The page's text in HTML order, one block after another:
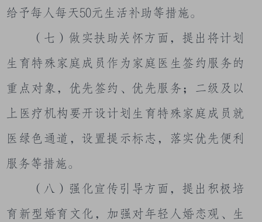
给予每人每天50元生活补助等措施。
（七）做实扶助关怀方面，提出将计划
生育特殊家庭成员作为家庭医生签约服务的
重点对象，优先签约、优先服务；二级及以
上医疗机构要开设计划生育特殊家庭成员就
医绿色通道，设置提示标志，落实优先便利
服务等措施。
（八）强化宣传引导方面，提出积极培
育新型婚育文化，加强对年轻人婚恋观、生